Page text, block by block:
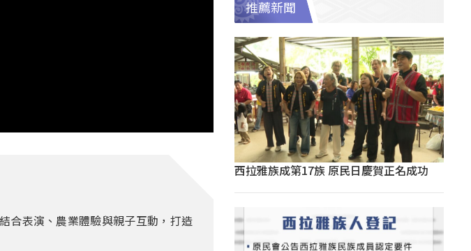
合表演、農業體驗與親子互動，打造
推薦新聞
西拉雅族成第17族 原民日慶賀正名成功